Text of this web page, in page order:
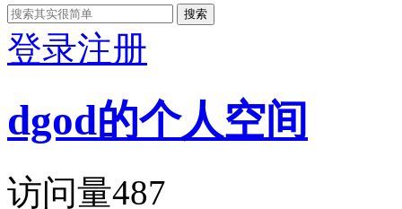
搜索
登录注册
dgod的个人空间
访问量487